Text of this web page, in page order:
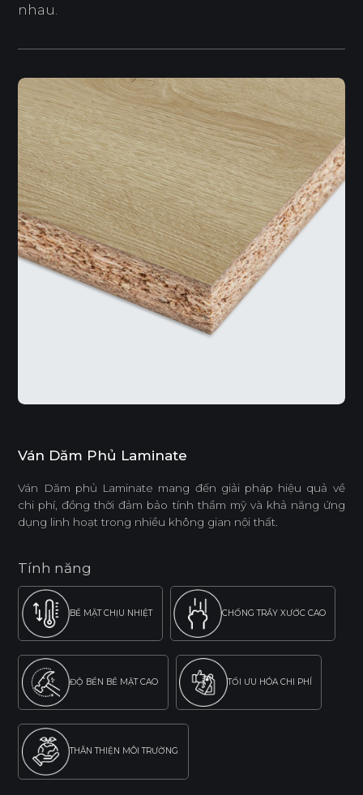
nhau.
Ván Dăm Phủ Laminate
Ván Dăm phủ Laminate mang đến giải pháp hiệu quả về
chi phí, đồng thời đảm bảo tính thẩm mỹ và khả năng ứng
dụng linh hoạt trong nhiều không gian nội thất.
Tính năng
BỀ MẶT CHỊU NHIỆT CHỐNG TRẦY XƯỚC CAO
ĐỘ BỀN BỀ MẶT CAO TỐI ƯU HÓA CHI PHÍ
THÂN THIỆN MÔI TRƯỜNG